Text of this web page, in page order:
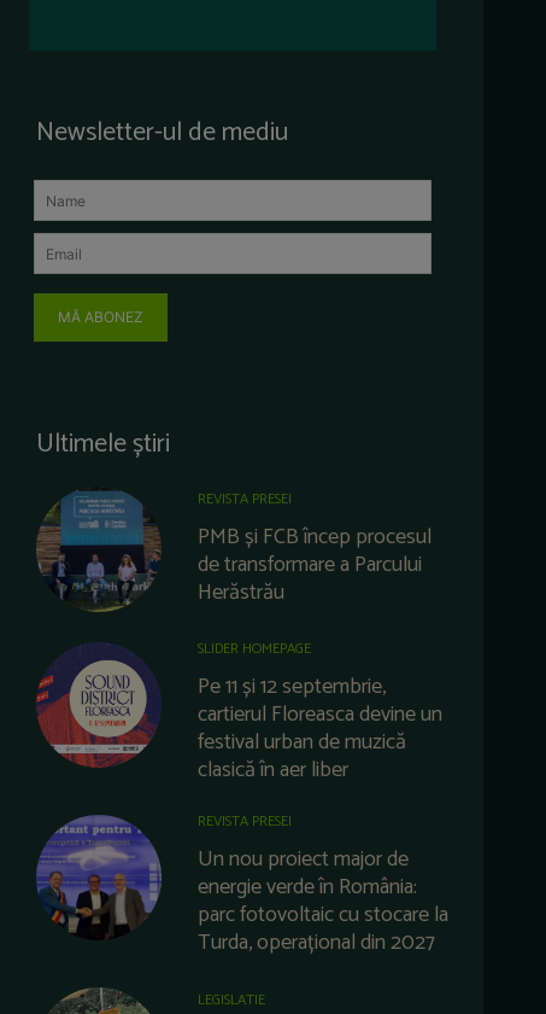
Newsletter-ul de mediu
MĂ ABONEZ
Ultimele știri
REVISTA PRESEI
PMB și FCB încep procesul
de transformare a Parcului
Herăstrău
SLIDER HOMEPAGE
Pe 11 și 12 septembrie,
cartierul Floreasca devine un
festival urban de muzică
clasică în aer liber
REVISTA PRESEI
Un nou proiect major de
energie verde în România:
parc fotovoltaic cu stocare la
Turda, operațional din 2027
LEGISLATIE